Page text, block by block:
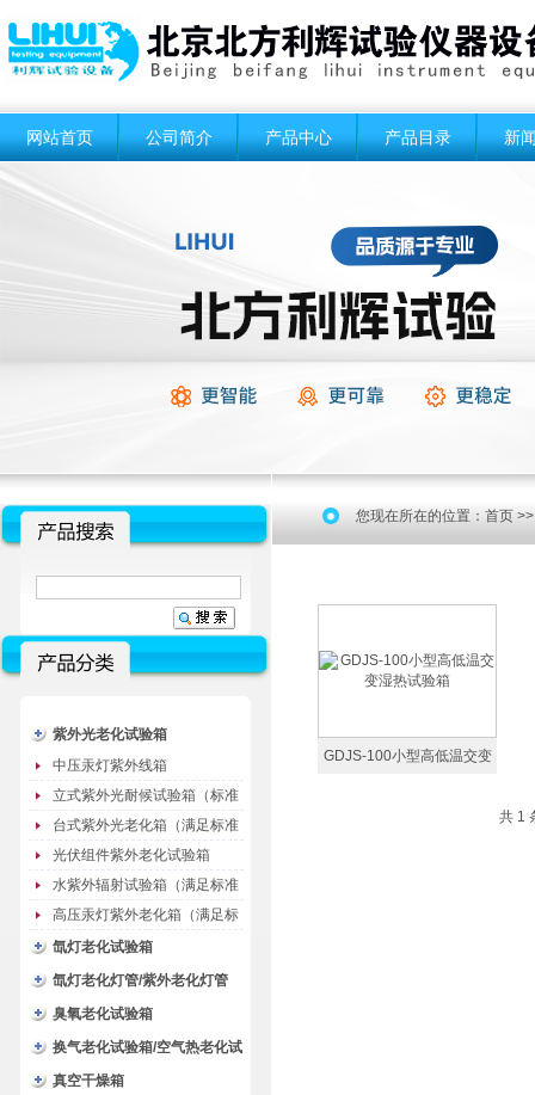
网站首页 公司简介 产品中心 产品目录 新
紫外光老化试验箱
中压汞灯紫外线箱
立式紫外光耐候试验箱（标准
型）
台式紫外光老化箱（满足标准
GB/T16776）
光伏组件紫外老化试验箱
水紫外辐射试验箱（满足标准
JC485-1992）
高压汞灯紫外老化箱（满足标
准GB/T16777）
氙灯老化试验箱
氙灯老化灯管/紫外老化灯管
（耗材）
臭氧老化试验箱
换气老化试验箱/空气热老化试
验箱
真空干燥箱
您现在所在的位置： 首页
GDJS-100小型高低温交变
共 1